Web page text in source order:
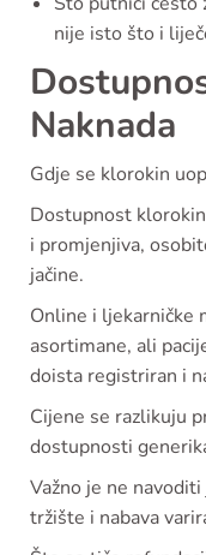
nije isto što i
Naknada
Gdje se klorokin
Dostupnost
i promjenjiva,
jačine.
Online i ljekarničke
asortimane, ali
doista registriran i
Cijene se razlikuju
dostupnosti
Važno je ne
tržište i nabava